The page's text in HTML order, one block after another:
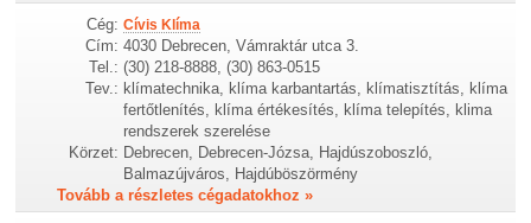
Cég: Cívis Klíma
Cím: 4030 Debrecen, Vámraktár utca 3.
Tel.: (30) 218-8888, (30) 863-0515
Tev.: klímatechnika, klíma karbantartás, klímatisztítás, klíma
fertőtlenítés, klíma értékesítés, klíma telepítés, klima
rendszerek szerelése
Körzet: Debrecen, Debrecen-Józsa, Hajdúszoboszló,
Balmazújváros, Hajdúböszörmény
Tovább a részletes cégadatokhoz »